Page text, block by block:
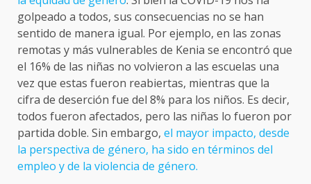
golpeado a todos, sus consecuencias no se han
sentido de manera igual. Por ejemplo, en las zonas
remotas y más vulnerables de Kenia se encontró que
el 16% de las niñas no volvieron a las escuelas una
vez que estas fueron reabiertas, mientras que la
cifra de deserción fue del 8% para los niños. Es decir,
todos fueron afectados, pero las niñas lo fueron por
partida doble. Sin embargo, el mayor impacto, desde
la perspectiva de género, ha sido en términos del
empleo y de la violencia de género.